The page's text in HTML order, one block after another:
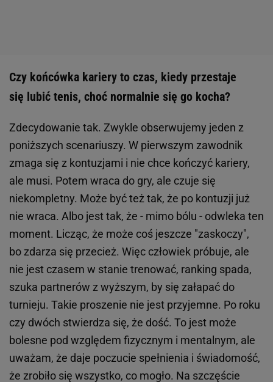
Czy końcówka kariery to czas, kiedy przestaje
się lubić tenis, choć normalnie się go kocha?
Zdecydowanie tak. Zwykle obserwujemy jeden z
poniższych scenariuszy. W pierwszym zawodnik
zmaga się z kontuzjami i nie chce kończyć kariery,
ale musi. Potem wraca do gry, ale czuje się
niekompletny. Może być też tak, że po kontuzji już
nie wraca. Albo jest tak, że - mimo bólu - odwleka ten
moment. Licząc, że może coś jeszcze "zaskoczy",
bo zdarza się przecież. Więc człowiek próbuje, ale
nie jest czasem w stanie trenować, ranking spada,
szuka partnerów z wyższym, by się załapać do
turnieju. Takie proszenie nie jest przyjemne. Po roku
czy dwóch stwierdza się, że dość. To jest może
bolesne pod względem fizycznym i mentalnym, ale
uważam, że daje poczucie spełnienia i świadomość,
że zrobiło się wszystko, co mogło. Na szczęście